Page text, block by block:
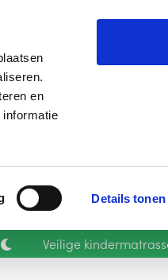
en
Details tonen
Veilige